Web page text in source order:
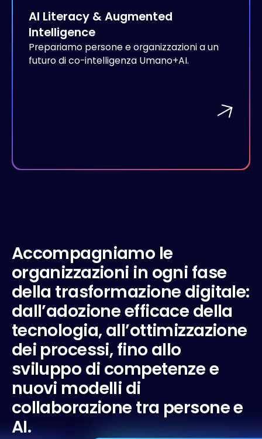
AI Literacy & Augmented
Intelligence
Prepariamo persone e organizzazioni a un
futuro di co-intelligenza Umano+AI.
Accompagniamo le
organizzazioni in ogni fase
della trasformazione digitale:
dall’adozioneefficace della
tecnologia, all’ottimizzazione
dei processi, fino allo
sviluppo di competenzee
nuovi modelli di
collaborazione tra personee
AI.